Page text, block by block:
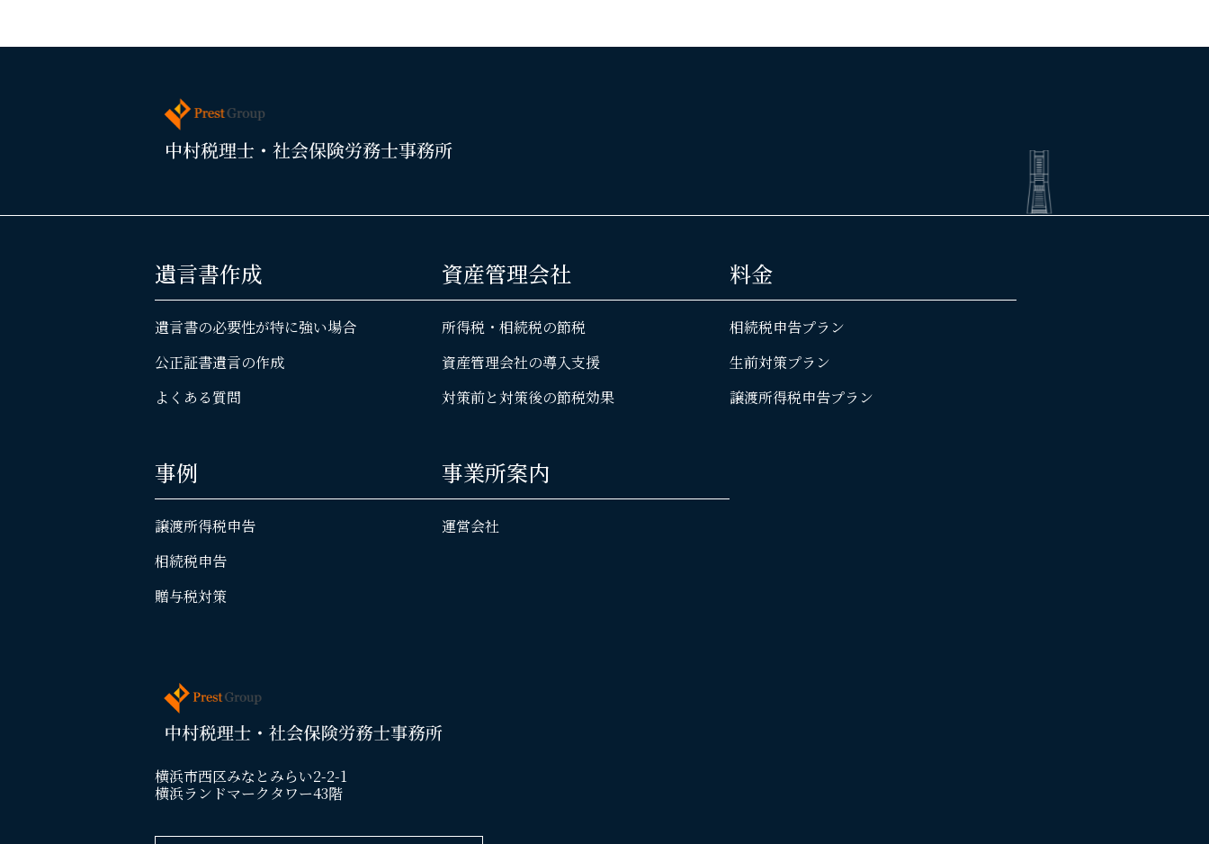
遺言書作成
遺言書の必要性が特に強い場合
公正証書遺言の作成
よくある質問
資産管理会社
所得税・相続税の節税
資産管理会社の導入支援
対策前と対策後の節税効果
料金
相続税申告プラン
生前対策プラン
譲渡所得税申告プラン
事例
譲渡所得税申告
相続税申告
贈与税対策
事業所案内
運営会社
横浜市西区みなとみらい2-2-1
横浜ランドマークタワー43階